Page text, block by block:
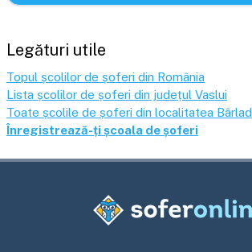
Legături utile
Topul școlilor de șoferi din România
Lista școlilor de șoferi din județul Vaslui
Toate școlile de șoferi din localitatea Bârlad
Înregistrează-ți școala de șoferi